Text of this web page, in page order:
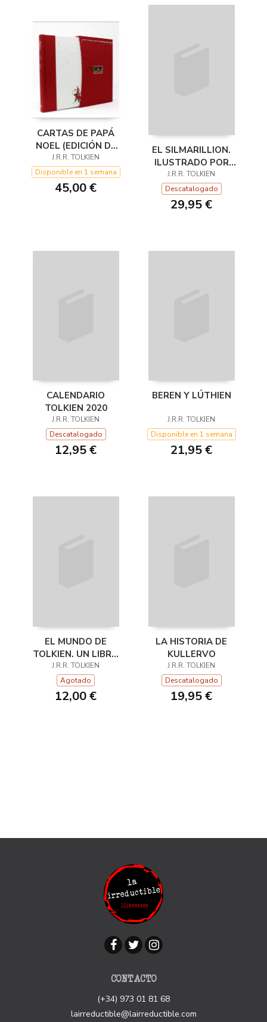
CARTAS DE PAPÁ
NOEL (EDICIÓN DE
LUJO)
J.R.R. TOLKIEN
Disponible en 1 semana
45,00 €
EL SILMARILLION.
ILUSTRADO POR
TED NASMITH
J.R.R. TOLKIEN
Descatalogado
29,95 €
CALENDARIO
TOLKIEN 2020
J.R.R. TOLKIEN
Descatalogado
12,95 €
BEREN Y LÚTHIEN
J.R.R. TOLKIEN
Disponible en 1 semana
21,95 €
EL MUNDO DE
TOLKIEN. UN LIBRO
PARA COLOREAR
J.R.R. TOLKIEN
Agotado
12,00 €
LA HISTORIA DE
KULLERVO
J.R.R. TOLKIEN
Descatalogado
19,95 €
CONTACTO
(+34) 973 01 81 68
lairreductible@lairreductible.com